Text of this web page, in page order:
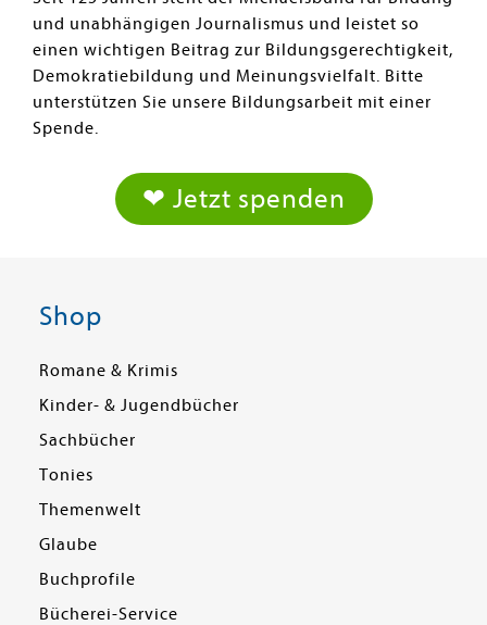
und unabhängigen Journalismus und leistet so
einen wichtigen Beitrag zur Bildungsgerechtigkeit,
Demokratiebildung und Meinungsvielfalt. Bitte
unterstützen Sie unsere Bildungsarbeit mit einer
Spende.
❤ Jetzt spenden
Shop
Romane & Krimis
Kinder- & Jugendbücher
Sachbücher
Tonies
Themenwelt
Glaube
Buchprofile
Bücherei-Service